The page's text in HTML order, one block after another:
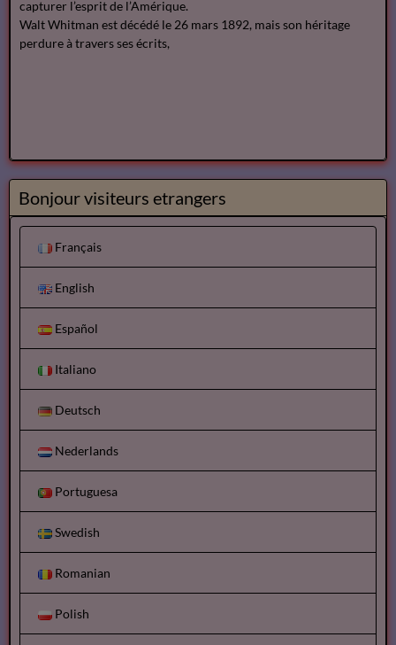
capturer l’esprit de l’Amérique.
Walt Whitman est décédé le 26 mars 1892, mais son héritage
perdure à travers ses écrits,
Bonjour visiteurs etrangers
Français
English
Español
Italiano
Deutsch
Nederlands
Portuguesa
Swedish
Romanian
Polish